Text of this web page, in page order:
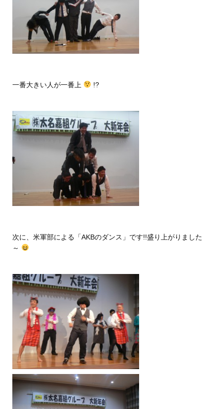
一番大きい人が一番上 !?
次に、米軍部による「AKBのダンス」です!!盛り上がりました
～